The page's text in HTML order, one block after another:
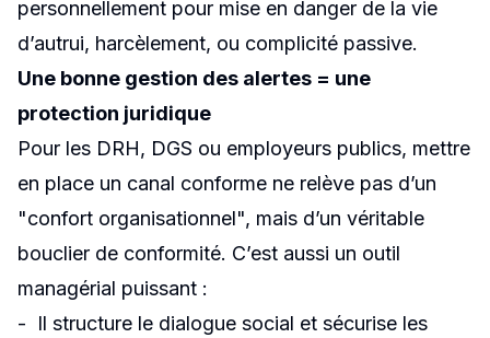
personnellement pour mise en danger de la vie
d’autrui, harcèlement, ou complicité passive.
Une bonne gestion des alertes = une
protection juridique
Pour les DRH, DGS ou employeurs publics, mettre
en place un canal conforme ne relève pas d’un
"confort organisationnel", mais d’un véritable
bouclier de conformité. C’est aussi un outil
managérial puissant :
- Il structure le dialogue social et sécurise les